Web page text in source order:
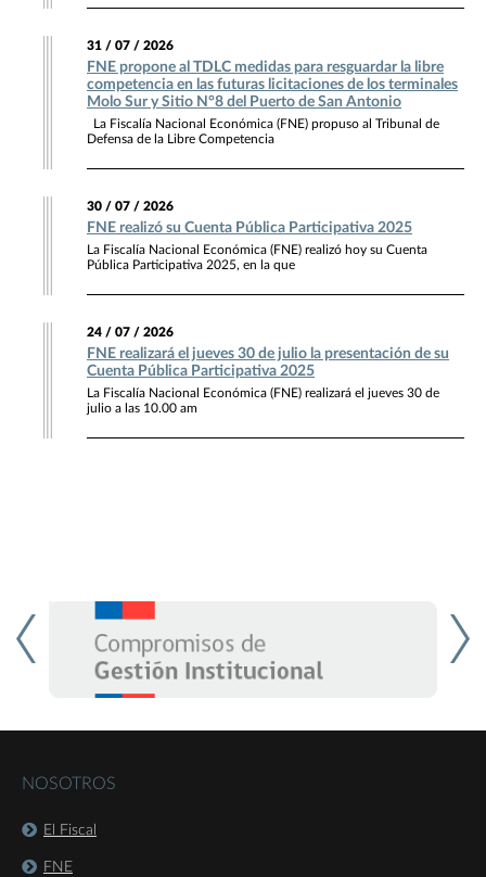
31 / 07 / 2026
FNE propone al TDLC medidas para resguardar la libre
competencia en las futuras licitaciones de los terminales
Molo Sur y Sitio N°8 del Puerto de San Antonio
La Fiscalía Nacional Económica (FNE) propuso al Tribunal de
Defensa de la Libre Competencia
30 / 07 / 2026
FNE realizó su Cuenta Pública Participativa 2025
La Fiscalía Nacional Económica (FNE) realizó hoy su Cuenta
Pública Participativa 2025, en la que
24 / 07 / 2026
FNE realizará el jueves 30 de julio la presentación de su
Cuenta Pública Participativa 2025
La Fiscalía Nacional Económica (FNE) realizará el jueves 30 de
julio a las 10.00 am
NOSOTROS
El Fiscal
FNE